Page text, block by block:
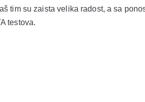
tim su zaista velika radost, a sa
testova.